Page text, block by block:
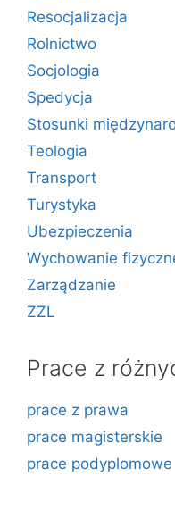
Resocjalizacja
Rolnictwo
Socjologia
Spedycja
Stosunki
Teologia
Transport
Turystyka
Ubezpieczenia
Wychowanie
Zarządzanie
ZZL
Prace z
prace z prawa
prace magisterskie
prace podyplomowe